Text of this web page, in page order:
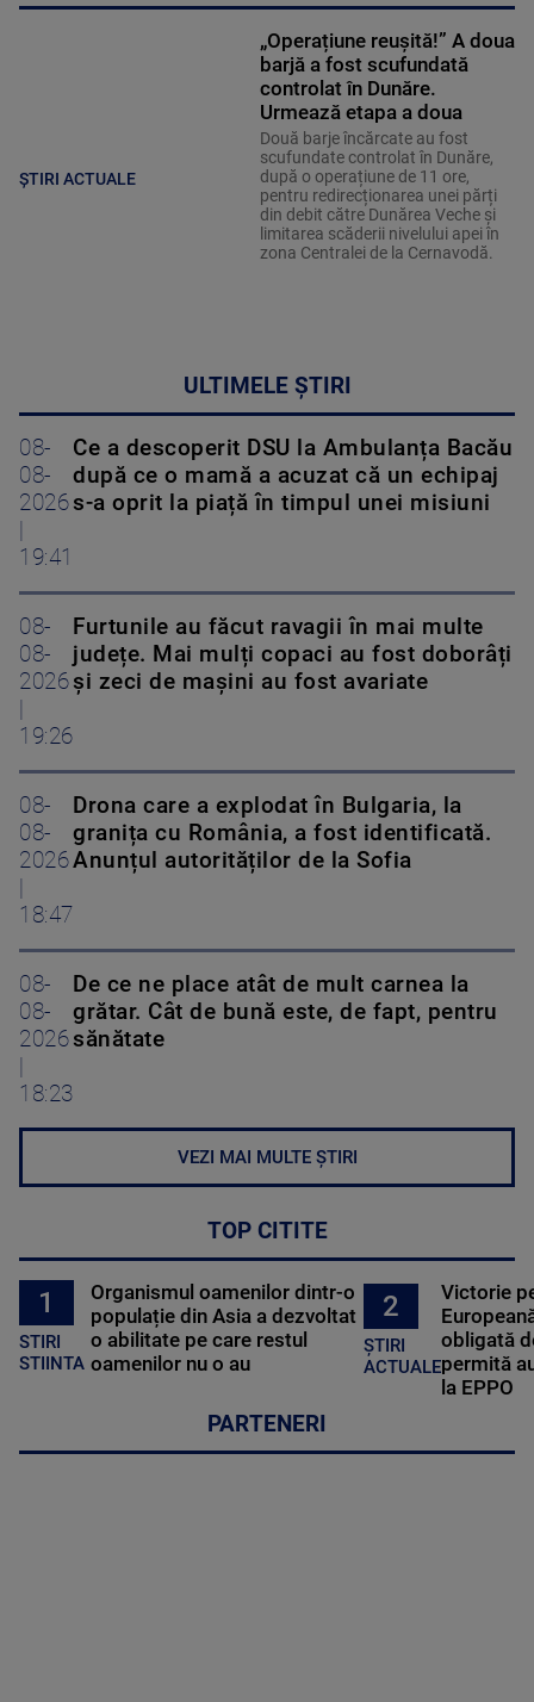
ȘTIRI ACTUALE
„Operațiune reușită!” A doua
barjă a fost scufundată
controlat în Dunăre.
Urmează etapa a doua
Două barje încărcate au fost
scufundate controlat în Dunăre,
după o operațiune de 11 ore,
pentru redirecționarea unei părți
din debit către Dunărea Veche și
limitarea scăderii nivelului apei în
zona Centralei de la Cernavodă.
ULTIMELE ȘTIRI
08-
08-
2026
19:41
Ce a descoperit DSU la Ambulanța Bacău
după ce o mamă a acuzat că un echipaj
s-a oprit la piață în timpul unei misiuni
08-
08-
2026
19:26
Furtunile au făcut ravagii în mai multe
județe. Mai mulți copaci au fost doborâți
și zeci de mașini au fost avariate
08-
08-
2026
18:47
Drona care a explodat în Bulgaria, la
granița cu România, a fost identificată.
Anunțul autorităților de la Sofia
08-
08-
2026
18:23
De ce ne place atât de mult carnea la
grătar. Cât de bună este, de fapt, pentru
sănătate
VEZI MAI MULTE ȘTIRI
TOP CITITE
1
STIRI
STIINTA
Organismul oamenilor dintr-o
populație din Asia a dezvoltat
o abilitate pe care restul
oamenilor nu o au
2
ȘTIRI
ACTUALE
Victorie
obligată
permită
la EPPO
PARTENERI